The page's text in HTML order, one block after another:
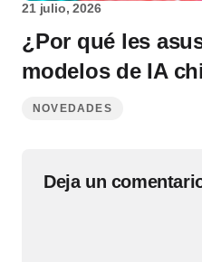
21 julio, 2026
¿Por qué les
modelos de IA
NOVEDADES
Deja un